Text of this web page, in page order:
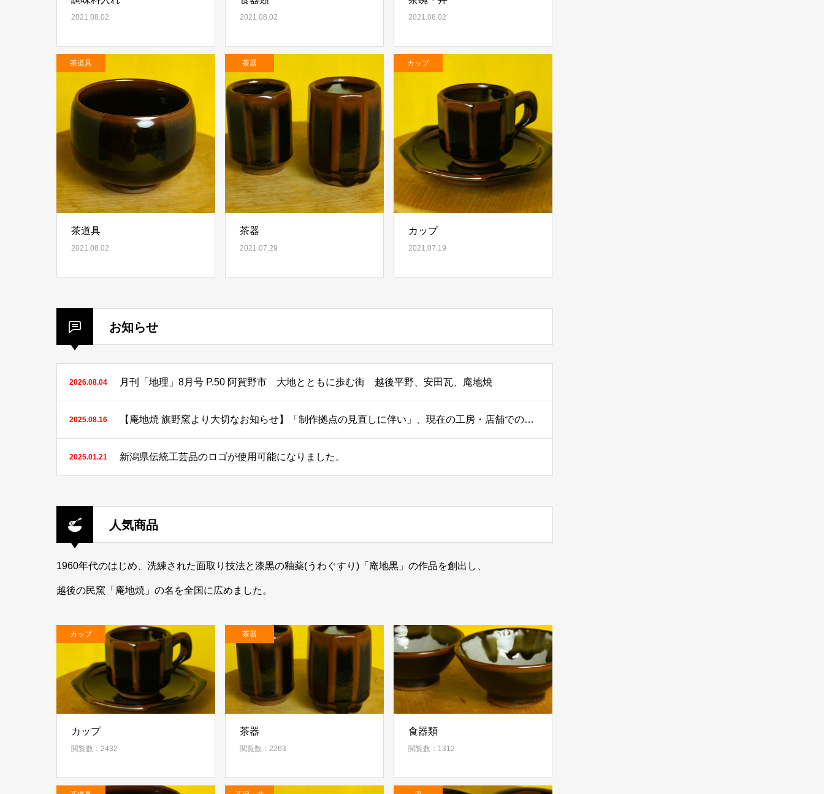
2021.08.02 2021.08.02 2021.08.02
茶道具
茶道具
2021.08.02
茶器
茶器
2021.07.29
カップ
カップ
2021.07.19
お知らせ
2026.08.04 月刊「地理」8月号 P.50 阿賀野市 大地とともに歩む街 越後平野、安田瓦、庵地焼
2025.08.16 【庵地焼 旗野窯より大切なお知らせ】「制作拠点の見直しに伴い」、現在の工房・店舗での営業は 8月19日まで となります。
2025.01.21 新潟県伝統工芸品のロゴが使用可能になりました。
人気商品
1960年代のはじめ、洗練された面取り技法と漆黒の釉薬(うわぐすり)「庵地黒」の作品を創出し、
越後の民窯「庵地焼」の名を全国に広めました。
カップ
カップ
閲覧数：2432
茶器
茶器
閲覧数：2263
食器類
閲覧数：1312